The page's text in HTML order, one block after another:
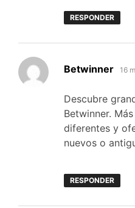
RESPONDER
Betwinner 16
Descubre
Betwinner.
diferentes y
nuevos o
RESPONDER